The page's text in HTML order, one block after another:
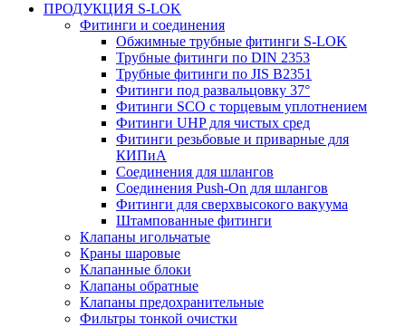
ПРОДУКЦИЯ S-LOK
Фитинги и соединения
Обжимные трубные фитинги S-LOK
Трубные фитинги по DIN 2353
Трубные фитинги по JIS B2351
Фитинги под развальцовку 37°
Фитинги SCO с торцевым уплотнением
Фитинги UHP для чистых сред
Фитинги резьбовые и приварные для
КИПиА
Соединения для шлангов
Соединения Push-On для шлангов
Фитинги для сверхвысокого вакуума
Штампованные фитинги
Клапаны игольчатые
Краны шаровые
Клапанные блоки
Клапаны обратные
Клапаны предохранительные
Фильтры тонкой очистки